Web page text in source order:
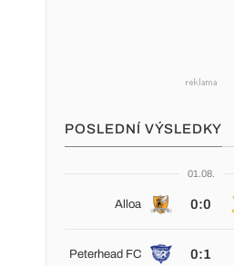
POSLEDNÍ VÝSLEDKY
01.08.
Alloa 0:0
Peterhead FC 0:1